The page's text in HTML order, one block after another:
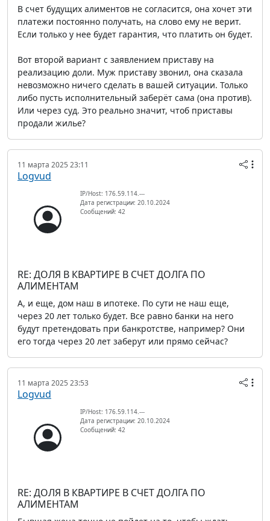
В счет будущих алиментов не согласится, она хочет эти
платежи постоянно получать, на слово ему не верит.
Если только у нее будет гарантия, что платить он будет.
Вот второй вариант с заявлением приставу на
реализацию доли. Муж приставу звонил, она сказала
невозможно ничего сделать в вашей ситуации. Только
либо пусть исполнительный заберёт сама (она против).
Или через суд. Это реально значит, чтоб приставы
продали жилье?
11 марта 2025 23:11
Logvud
IP/Host: 176.59.114.---
Дата регистрации: 20.10.2024
Сообщений: 42
RE: ДОЛЯ В КВАРТИРЕ В СЧЕТ ДОЛГА ПО
АЛИМЕНТАМ
А, и еще, дом наш в ипотеке. По сути не наш еще,
через 20 лет только будет. Все равно банки на него
будут претендовать при банкротстве, например? Они
его тогда через 20 лет заберут или прямо сейчас?
11 марта 2025 23:53
Logvud
IP/Host: 176.59.114.---
Дата регистрации: 20.10.2024
Сообщений: 42
RE: ДОЛЯ В КВАРТИРЕ В СЧЕТ ДОЛГА ПО
АЛИМЕНТАМ